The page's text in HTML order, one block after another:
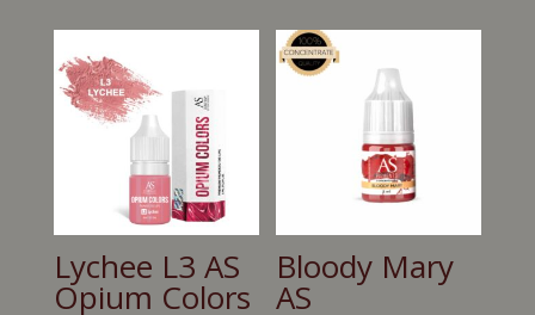
Lychee L3 AS
Opium Colors
Bloody Mary
AS